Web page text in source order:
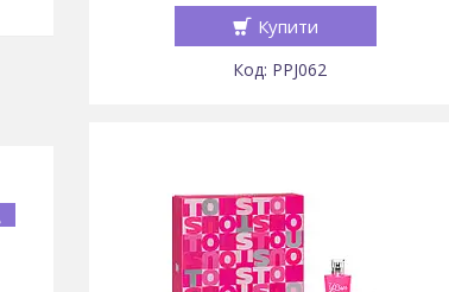
Купити
PPJ062